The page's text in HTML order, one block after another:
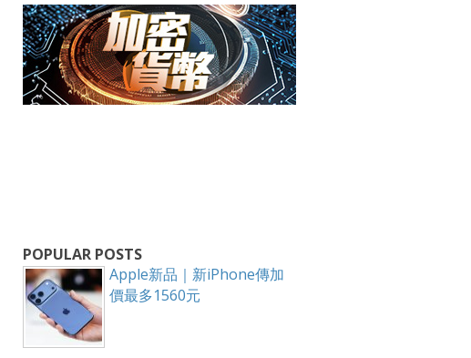
POPULAR POSTS
Apple新品｜新iPhone傳加
價最多1560元
郵箱！